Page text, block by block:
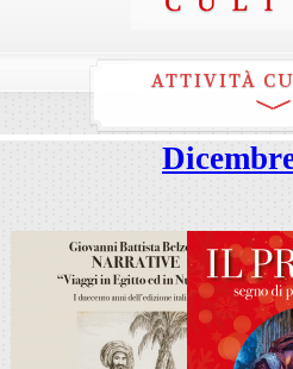
ATTIVITÀ